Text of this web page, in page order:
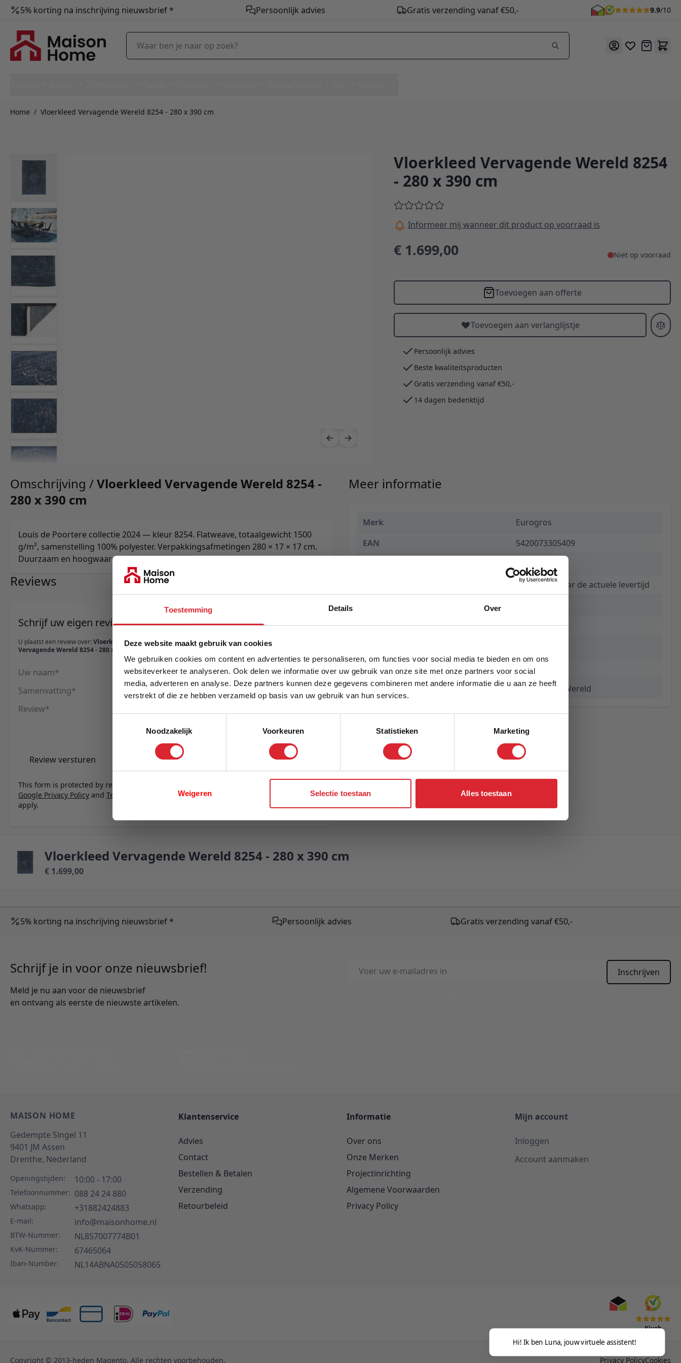
Toestemming Details Over
Deze website maakt gebruik van cookies
We gebruiken cookies om content en advertenties te personaliseren, om functies voor social media te bieden en om ons
websiteverkeer te analyseren. Ook delen we informatie over uw gebruik van onze site met onze partners voor social
media, adverteren en analyse. Deze partners kunnen deze gegevens combineren met andere informatie die u aan ze heeft
verstrekt of die ze hebben verzameld op basis van uw gebruik van hun services.
Noodzakelijk
Voorkeuren Statistieken Marketing
Weigeren Selectie toestaan Alles toestaan
5% korting na inschrijving nieuwsbrief * Persoonlijk advies Gratis verzending vanaf €50,- 9.9/10
Offerte
Waar ben je naar op zoek?
Home / Vloerkleed Vervagende Wereld 8254 - 280 x 390 cm
Vloerkleed Vervagende Wereld 8254 - 280 x 390 cm
Vloerkleed Vervagende Wereld 8254
- 280 x 390 cm
Informeer mij wanneer dit product op voorraad is
€ 1.699,00 Niet op voorraad
Toevoegen aan offerte
Toevoegen aan verlanglijstje
Persoonlijk advies
Beste kwaliteitsproducten
Gratis verzending vanaf €50,-
14 dagen bedenktijd
Omschrijving /Vloerkleed Vervagende Wereld 8254 -
280 x 390 cm
Louis de Poortere collectie 2024 — kleur 8254. Flatweave, totaalgewicht 1500
g/m², samenstelling 100% polyester. Verpakkingsafmetingen 280 × 17 × 17 cm.
Duurzaam en hoogwaardige afwerking.
Reviews
Schrijf uw eigen review
U plaatst een review over: Vloerkleed
Vervagende Wereld 8254 - 280 x 390 cm
Uw naam
Samenvatting
Review
Review versturen
This form is protected by reCAPTCHA - the
Google Privacy Policy and Terms of Service
apply.
Meer informatie
Merk
Eurogros
EAN
5420073305409
Informeer naar de actuele levertijd
Maat
280 x 390 cm
Breedte
280 cm
Model
Vervagende Wereld
Vloerkleed Vervagende Wereld 8254 - 280 x 390 cm
€ 1.699,00
5% korting na inschrijving nieuwsbrief * Persoonlijk advies Gratis verzending vanaf €50,-
Schrijf je in voor onze nieuwsbrief!
Meld je nu aan voor de nieuwsbrief
en ontvang als eerste de nieuwste artikelen.
E-mailadres
Inschrijven
MAISON HOME
Gedempte Singel 11
9401 JM Assen
Drenthe, Nederland
Openingstijden: 10:00 - 17:00
Telefoonnummer: 088 24 24 880
Whatsapp: +31882424883
E-mail: info@maisonhome.nl
BTW-Nummer: NL857007774B01
KvK-Nummer: 67465064
Iban-Number: NL14ABNA0505058065
Klantenservice
Advies
Contact
Bestellen & Betalen
Verzending
Retourbeleid
Informatie
Over ons
Onze Merken
Projectinrichting
Algemene Voorwaarden
Privacy Policy
Mijn account
Inloggen
Account aanmaken
Kiyoh
Copyright © 2013-heden Magento. Alle rechten voorbehouden. Privacy PolicyCookies
Hi! Ik ben Luna, jouw virtuele assistent!
5% Korting
Schrijf je in en ontvang direct een kortingscode